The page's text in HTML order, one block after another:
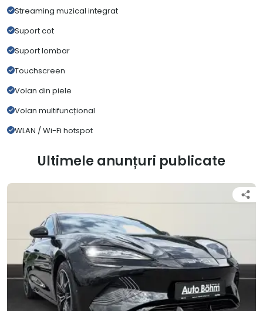
Streaming muzical integrat
Suport cot
Suport lombar
Touchscreen
Volan din piele
Volan multifuncțional
WLAN / Wi-Fi hotspot
Ultimele anunțuri publicate